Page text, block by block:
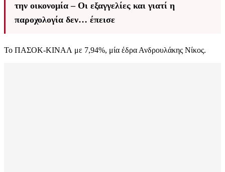
την οικονομία – Οι εξαγγελίες και γιατί η
παροχολογία δεν… έπεισε
Το ΠΑΣΟΚ-ΚΙΝΑΛ με 7,94%, μία έδρα Ανδρουλάκης Νίκος.